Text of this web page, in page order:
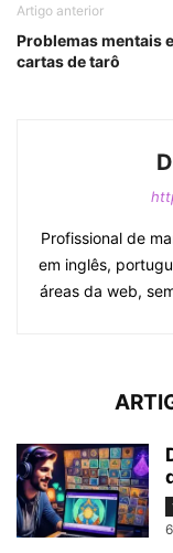
Artigo anterior
Problemas mentais
cartas de tarô
Profissional de
em inglês,
áreas da web,